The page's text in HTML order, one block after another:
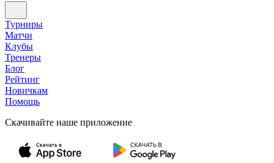
Турниры
Матчи
Клубы
Тренеры
Блог
Рейтинг
Новичкам
Помощь
Скачивайте наше приложение